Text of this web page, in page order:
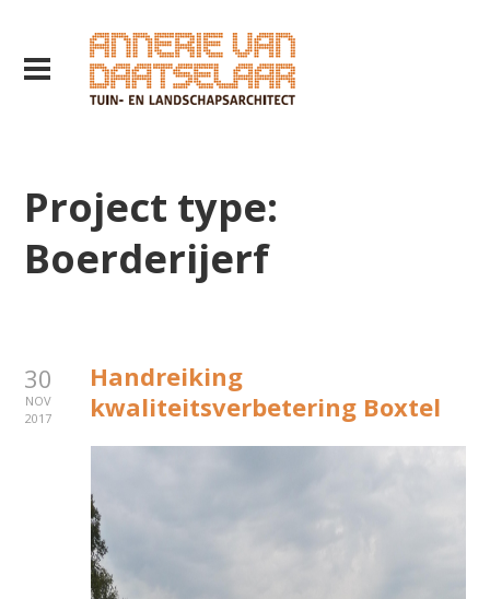
Project type:
Boerderijerf
30
NOV
2017
Handreiking
kwaliteitsverbetering Boxtel